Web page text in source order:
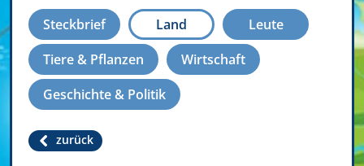
Steckbrief Land
Leute
Tiere & Pflanzen
Wirtschaft
Geschichte & Politik
zurück